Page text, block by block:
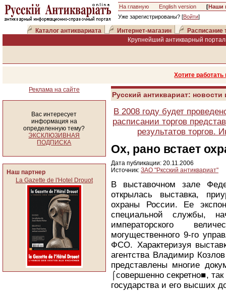
На главную English version [Наши
Уже зарегистрированы? [Войти]
Каталог антиквариата Интернет-магазин
Расписание
Крупнейший антикварный
Хотите
Реклама на сайте
Вас интересует
информация на
определенную тему?
ЭКСКЛЮЗИВНАЯ
ПОДПИСКА
Наш партнер
La Gazette de l'Hotel Drouot
Русский антиквариат:
В 2008 году будет
расписании торгов
результатов торгов.
Ох, рано встает
Дата публикации: 20.11.2006
Источник: ЗАО "Рксский антиквариат"
В выставочном зале
открылась выставка,
охраны России. Ее
специальной службы,
императорского
могущественного 9-го
ФСО. Характеризуя
агентства Владимир
представлены многие
⌠совершенно секретно■,
государства и его высших